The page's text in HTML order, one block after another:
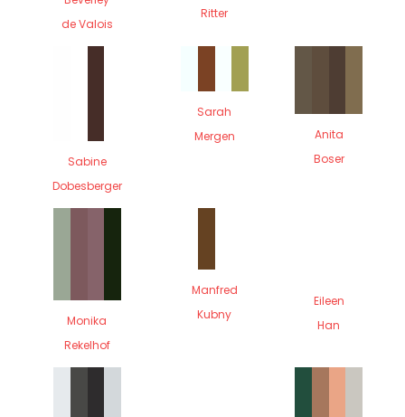
de Valois
Ritter
Sabine
Dobesberger
Sarah
Mergen
Anita
Boser
Monika
Rekelhof
Manfred
Kubny
Eileen
Han